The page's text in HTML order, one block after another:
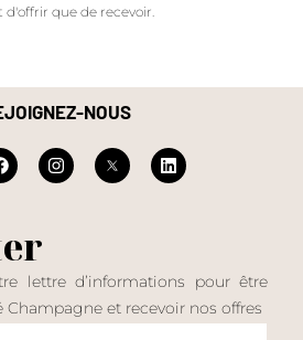
d'offrir que de recevoir.
NOUS
lettre d’informations pour être
Champagne et recevoir nos offres